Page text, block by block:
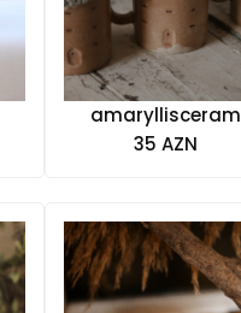
amaryllisceram
35 AZN